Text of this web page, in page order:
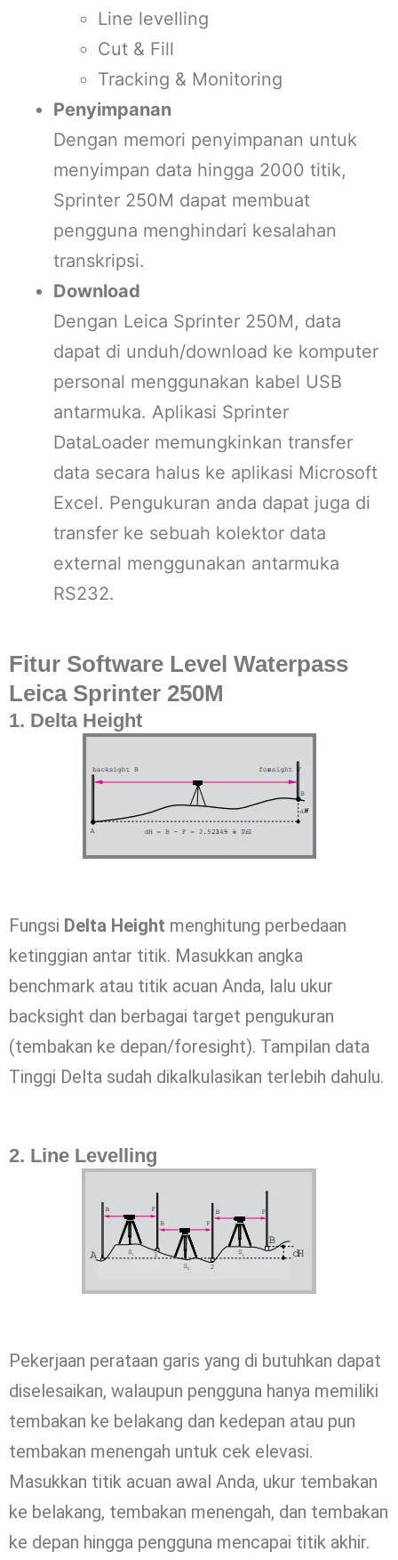
Line levelling
Cut & Fill
Tracking & Monitoring
Penyimpanan
Dengan memori penyimpanan untuk
menyimpan data hingga 2000 titik,
Sprinter 250M dapat membuat
pengguna menghindari kesalahan
transkripsi.
Download
Dengan Leica Sprinter 250M, data
dapat di unduh/download ke komputer
personal menggunakan kabel USB
antarmuka. Aplikasi Sprinter
DataLoader memungkinkan transfer
data secara halus ke aplikasi Microsoft
Excel. Pengukuran anda dapat juga di
transfer ke sebuah kolektor data
external menggunakan antarmuka
RS232.
Fitur Software Level Waterpass
Leica Sprinter 250M
1. Delta Height
Fungsi Delta Height menghitung perbedaan
ketinggian antar titik. Masukkan angka
benchmark atau titik acuan Anda, lalu ukur
backsight dan berbagai target pengukuran
(tembakan ke depan/foresight). Tampilan data
Tinggi Delta sudah dikalkulasikan terlebih dahulu.
2. Line Levelling
Pekerjaan perataan garis yang di butuhkan dapat
diselesaikan, walaupun pengguna hanya memiliki
tembakan ke belakang dan kedepan atau pun
tembakan menengah untuk cek elevasi.
Masukkan titik acuan awal Anda, ukur tembakan
ke belakang, tembakan menengah, dan tembakan
ke depan hingga pengguna mencapai titik akhir.